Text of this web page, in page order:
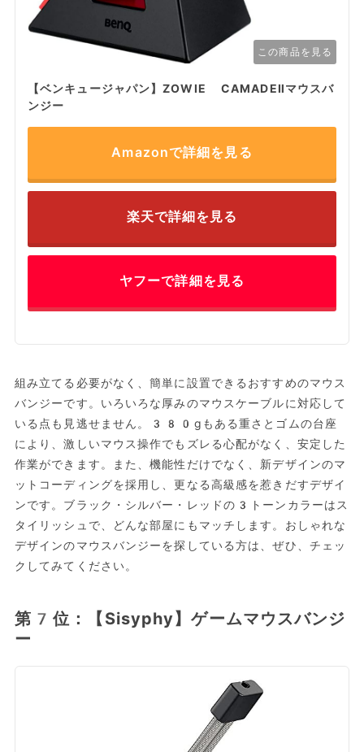
この商品を見る
【ベンキュージャパン】ZOWIE CAMADEⅡマウスバ
ンジー
Amazonで詳細を見る
楽天で詳細を見る
ヤフーで詳細を見る
組み立てる必要がなく、簡単に設置できるおすすめのマウス
バンジーです。いろいろな厚みのマウスケーブルに対応して
いる点も見逃せません。380gもある重さとゴムの台座
により、激しいマウス操作でもズレる心配がなく、安定した
作業ができます。また、機能性だけでなく、新デザインのマ
ットコーディングを採用し、更なる高級感を惹きだすデザイ
ンです。ブラック・シルバー・レッドの3トーンカラーはス
タイリッシュで、どんな部屋にもマッチします。おしゃれな
デザインのマウスバンジーを探している方は、ぜひ、チェッ
クしてみてください。
第7位：【Sisyphy】ゲームマウスバンジ
ー